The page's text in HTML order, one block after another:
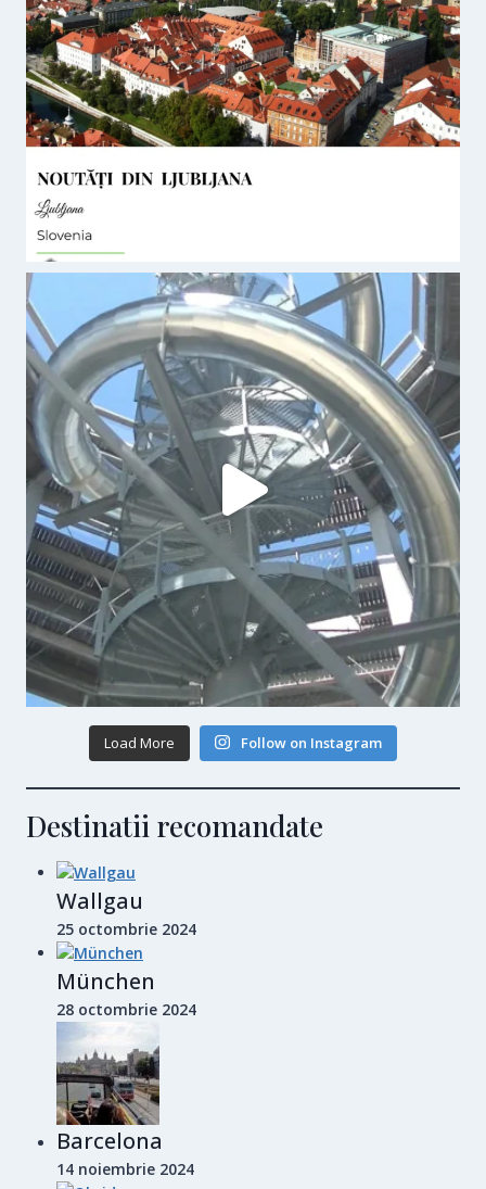
Load More Follow on Instagram
Destinatii recomandate
Wallgau
25 octombrie 2024
München
28 octombrie 2024
Barcelona
14 noiembrie 2024